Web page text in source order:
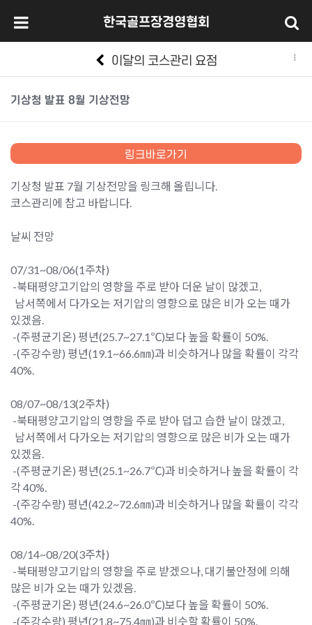
한국골프장경영협회
이달의 코스관리 요점
기상청 발표 8월 기상전망
본문 링크바로가기
기상청 발표 7월 기상전망을 링크해 올립니다.
코스관리에 참고 바랍니다.
날씨 전망
07/31~08/06(1주차)
-북태평양고기압의 영향을 주로 받아 더운 날이 많겠고,
남서쪽에서 다가오는 저기압의 영향으로 많은 비가 오는 때가
있겠음.
-(주평균기온) 평년(25.7~27.1℃)보다 높을 확률이 50%.
-(주강수량) 평년(19.1~66.6㎜)과 비슷하거나 많을 확률이 각각
40%.
08/07~08/13(2주차)
-북태평양고기압의 영향을 주로 받아 덥고 습한 날이 많겠고,
남서쪽에서 다가오는 저기압의 영향으로 많은 비가 오는 때가
있겠음.
-(주평균기온) 평년(25.1~26.7℃)과 비슷하거나 높을 확률이 각
각 40%.
-(주강수량) 평년(42.2~72.6㎜)과 비슷하거나 많을 확률이 각각
40%.
08/14~08/20(3주차)
-북태평양고기압의 영향을 주로 받겠으나, 대기불안정에 의해
많은 비가 오는 때가 있겠음.
-(주평균기온) 평년(24.6~26.0℃)보다 높을 확률이 50%.
-(주강수량) 평년(21.8~75.4㎜)과 비슷할 확률이 50%.